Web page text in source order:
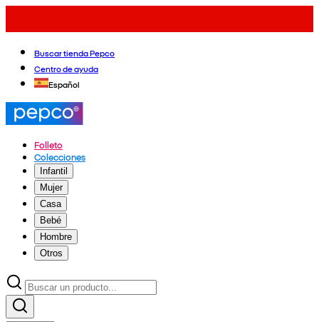
Buscar tienda Pepco
Centro de ayuda
Español
Folleto
Colecciones
Infantil
Mujer
Casa
Bebé
Hombre
Otros